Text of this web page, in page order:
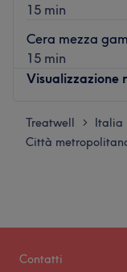
15 min
Cera mezza
15 min
Visualizzazione
Lunedì
Martedì
Treatwell > Italia
Città
Contatti